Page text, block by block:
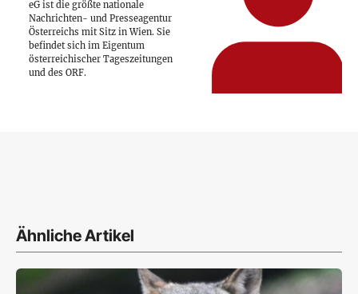
eG ist die größte nationale
Nachrichten- und Presseagentur
Österreichs mit Sitz in Wien. Sie
befindet sich im Eigentum
österreichischer Tageszeitungen
und des ORF.
Ähnliche Artikel